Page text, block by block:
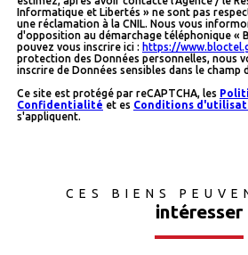
Informatique et Libertés » ne sont pas
une réclamation à la CNIL. Nous vous
d'opposition au démarchage téléphonique «
pouvez vous inscrire ici : https://
protection des Données personnelles, nous
inscrire de Données sensibles dans le champ
Ce site est protégé par reCAPTCHA, les
Confidentialité et es Conditions
s'appliquent.
CES BIENS
intéresser